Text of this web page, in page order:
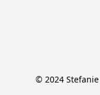
© 2024